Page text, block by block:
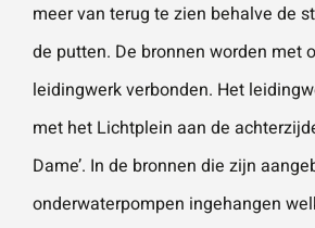
meer van terug te zien behalve de
de putten. De bronnen worden met
leidingwerk verbonden. Het
met het Lichtplein aan de
Dame’. In de bronnen die zijn
onderwaterpompen ingehangen